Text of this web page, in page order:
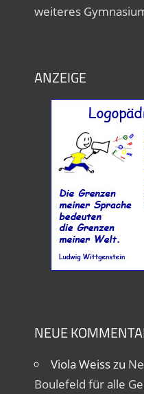
weiteres
ANZEIGE
NEUE
Viola Weisszu
Boulefeld für alle